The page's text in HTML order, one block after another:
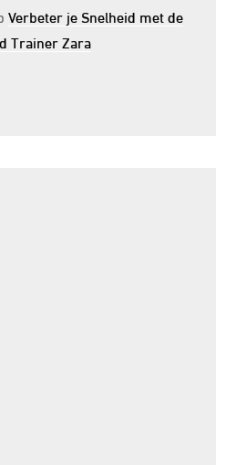
Verbeter je Snelheid met de
Trainer Zara